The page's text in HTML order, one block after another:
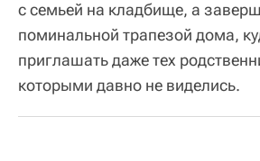
с семьей на кладбище, а
поминальной трапезой дома,
приглашать даже тех
которыми давно не виделись.